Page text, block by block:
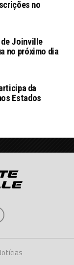
no
Joinville
no próximo dia
da
Estados